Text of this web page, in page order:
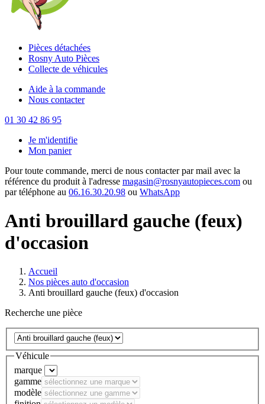
Pièces détachées
Rosny Auto Pièces
Collecte de véhicules
Aide à la commande
Nous contacter
01 30 42 86 95
Je m'identifie
Mon panier
Pour toute commande, merci de nous contacter par mail avec la
référence du produit à l'adresse magasin@rosnyautopieces.com ou
par téléphone au 06.16.30.20.98 ou WhatsApp
Anti brouillard gauche (feux)
d'occasion
Accueil
Nos pièces auto d'occasion
Anti brouillard gauche (feux) d'occasion
Recherche une pièce
Véhicule
marque
gamme
modèle